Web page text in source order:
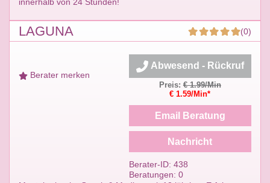
innerhalb von 24 Stunden!
LAGUNA (0)
Berater merken
Abwesend - Rückruf
Preis:€ 1.99/Min
€ 1.59/Min*
Email Beratung
Nachricht
Berater-ID: 438
Beratungen: 0